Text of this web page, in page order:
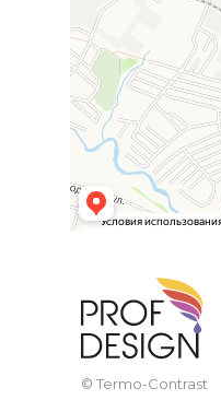
© Termo-Contrast